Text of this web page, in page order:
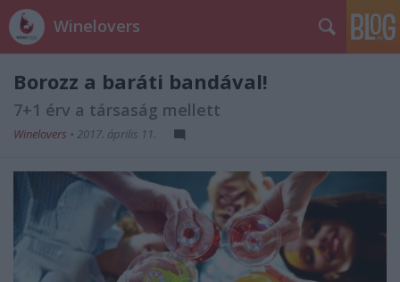
Winelovers
Borozz a baráti bandával!
7+1 érv a társaság mellett
Winelovers • 2017. április 11.